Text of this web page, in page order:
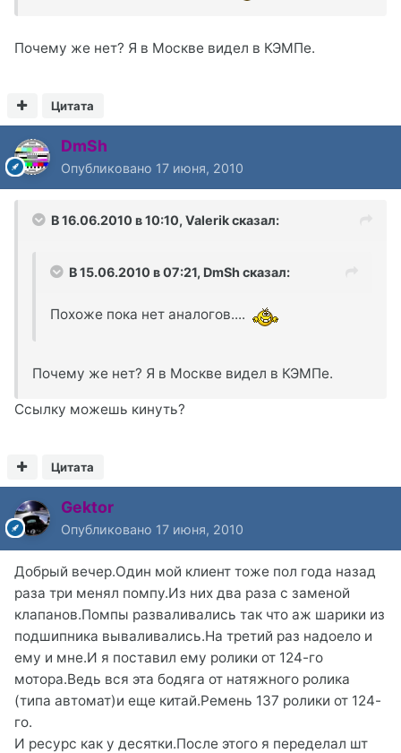
Почему же нет? Я в Москве видел в КЭМПе.
Цитата
DmSh
Опубликовано 17 июня, 2010
В 16.06.2010 в 10:10, Valerik сказал:
В 15.06.2010 в 07:21, DmSh сказал:
Похоже пока нет аналогов....
Почему же нет? Я в Москве видел в КЭМПе.
Ссылку можешь кинуть?
Цитата
Gektor
Опубликовано 17 июня, 2010
Добрый вечер.Один мой клиент тоже пол года назад
раза три менял помпу.Из них два раза с заменой
клапанов.Помпы разваливались так что аж шарики из
подшипника вываливались.На третий раз надоело и
ему и мне.И я поставил ему ролики от 124-го
мотора.Ведь вся эта бодяга от натяжного ролика
(типа автомат)и еще китай.Ремень 137 ролики от 124-
го.
И ресурс как у десятки.После этого я переделал шт